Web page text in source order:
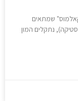
קאלמוס" שמתאים
נתקלים המון